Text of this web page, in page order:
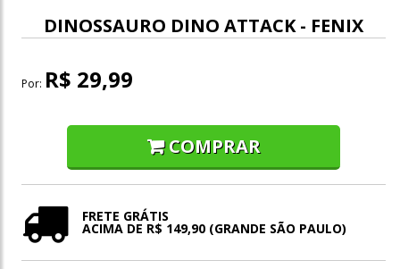
DINOSSAURO DINO ATTACK - FENIX
Por: R$ 29,99
COMPRAR
FRETE GRÁTIS
ACIMA DE R$ 149,90 (GRANDE SÃO PAULO)